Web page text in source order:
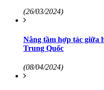
(26/03/2024)
Nâng tầm hợp tác giữa
Trung Quốc
(08/04/2024)